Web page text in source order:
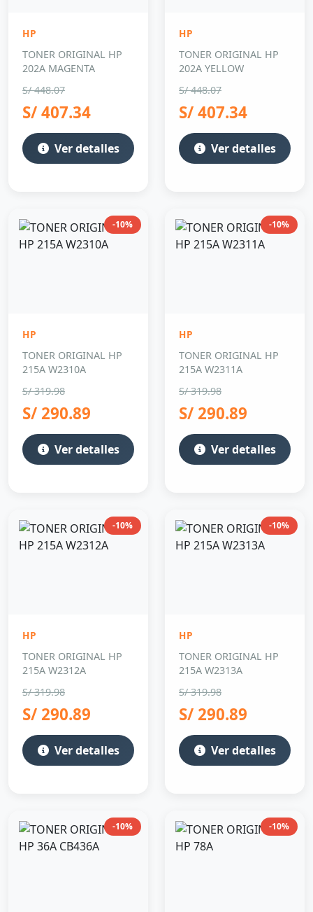
HP
TONER ORIGINAL HP
202A MAGENTA
S/ 448.07
S/ 407.34
Ver detalles
HP
TONER ORIGINAL HP
202A YELLOW
S/ 448.07
S/ 407.34
Ver detalles
-10%
HP
TONER ORIGINAL HP
215A W2310A
S/ 319.98
S/ 290.89
Ver detalles
-10%
HP
TONER ORIGINAL HP
215A W2311A
S/ 319.98
S/ 290.89
Ver detalles
-10%
HP
TONER ORIGINAL HP
215A W2312A
S/ 319.98
S/ 290.89
Ver detalles
-10%
HP
TONER ORIGINAL HP
215A W2313A
S/ 319.98
S/ 290.89
Ver detalles
-10% -10%